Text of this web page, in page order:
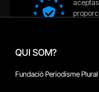
QUI SOM?
Fundació Periodisme Plural